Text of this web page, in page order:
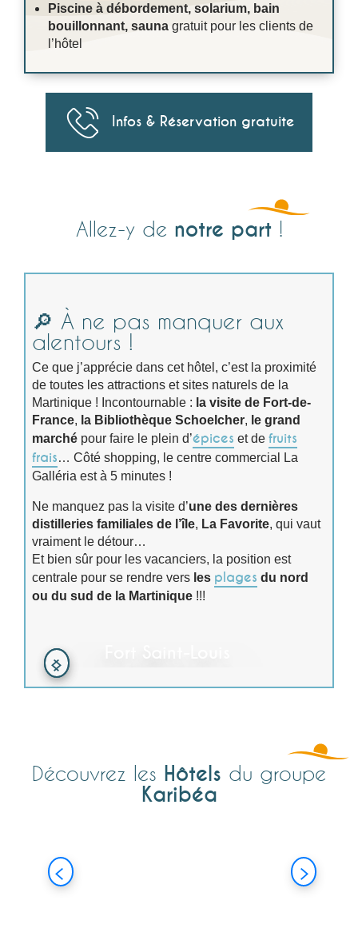
Piscine à débordement, solarium, bain
bouillonnant, sauna gratuit pour les clients de
l’hôtel
Infos & Réservation gratuite
Allez-y de notre part!
🔎 À ne pas manquer aux
alentours !
Ce que j’apprécie dans cet hôtel, c’est la proximité
de toutes les attractions et sites naturels de la
Martinique ! Incontournable : la visite de Fort-de-
France, la Bibliothèque Schoelcher, le grand
marché pour faire le plein d’épices et de fruits
frais… Côté shopping, le centre commercial La
Galléria est à 5 minutes !
Ne manquez pas la visite d’une des dernières
distilleries familiales de l’île, La Favorite, qui vaut
vraiment le détour…
Et bien sûr pour les vacanciers, la position est
centrale pour se rendre vers les plages du nord
ou du sud de la Martinique !!!
Découvrez les Hôtels du groupe
Karibéa
Squash***, idéalement situé au cœur
pour les touristes.
Vivez l'expérience !